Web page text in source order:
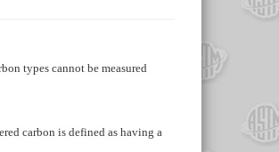
types cannot be measured
carbon is defined as having a